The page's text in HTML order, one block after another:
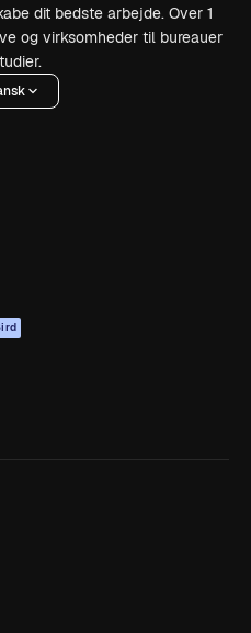
dit bedste arbejde. Over 1
og virksomheder til bureauer